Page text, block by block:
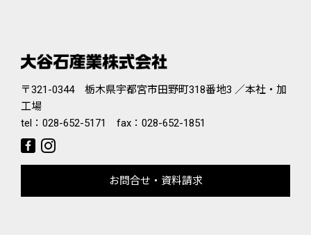
〒321-0344 栃木県宇都宮市田野町318番地3 ／本社・加
工場
tel： 028-652-5171 fax：028-652-1851
お問合せ・資料請求